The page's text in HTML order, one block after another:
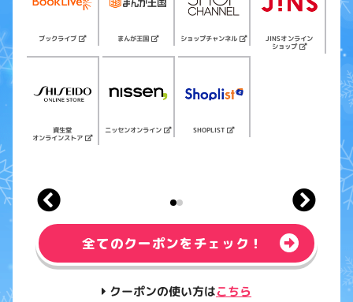
ブックライブ まんが王国 ショップチャンネル JINSオンライン
ショップ
資生堂
オンラインストア
ニッセンオンライン SHOPLIST
オン
全てのクーポンをチェック！
クーポンの使い方はこちら